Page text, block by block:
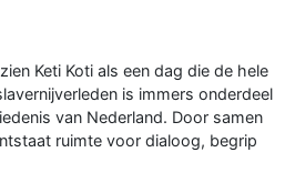
Keti Koti als een dag die de hele
is immers onderdeel
van Nederland. Door samen
ruimte voor dialoog, begrip